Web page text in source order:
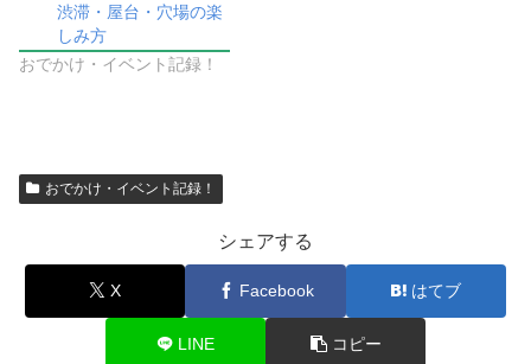
渋滞・屋台・穴場の楽
しみ方
おでかけ・イベント記録！
おでかけ・イベント記録！
シェアする
X Facebook はてブ
LINE コピー